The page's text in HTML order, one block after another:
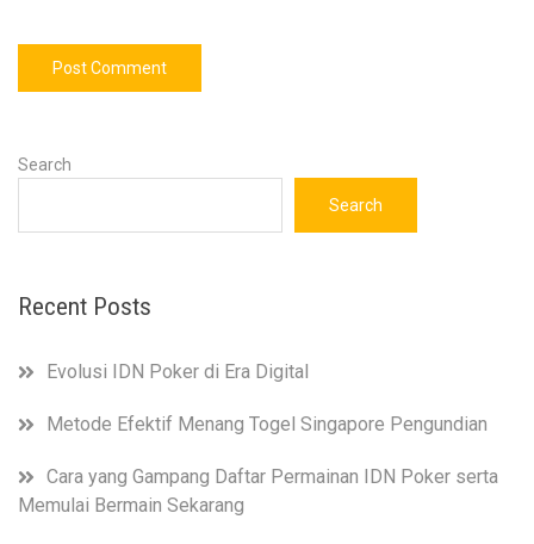
Search
Search
Recent Posts
Evolusi IDN Poker di Era Digital
Metode Efektif Menang Togel Singapore Pengundian
Cara yang Gampang Daftar Permainan IDN Poker serta
Memulai Bermain Sekarang